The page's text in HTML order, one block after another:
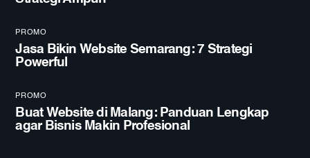
PROMO
Jasa Bikin Website Semarang: 7 Strategi
Powerful
PROMO
Buat Website di Malang: Panduan Lengkap
agar Bisnis Makin Profesional